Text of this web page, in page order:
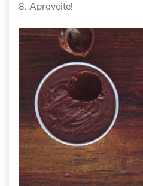
Aproveite!